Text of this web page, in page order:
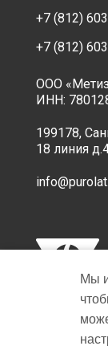
+7 (812)
+7 (812)
ООО
ИНН:
199178,
18 линия
Мы